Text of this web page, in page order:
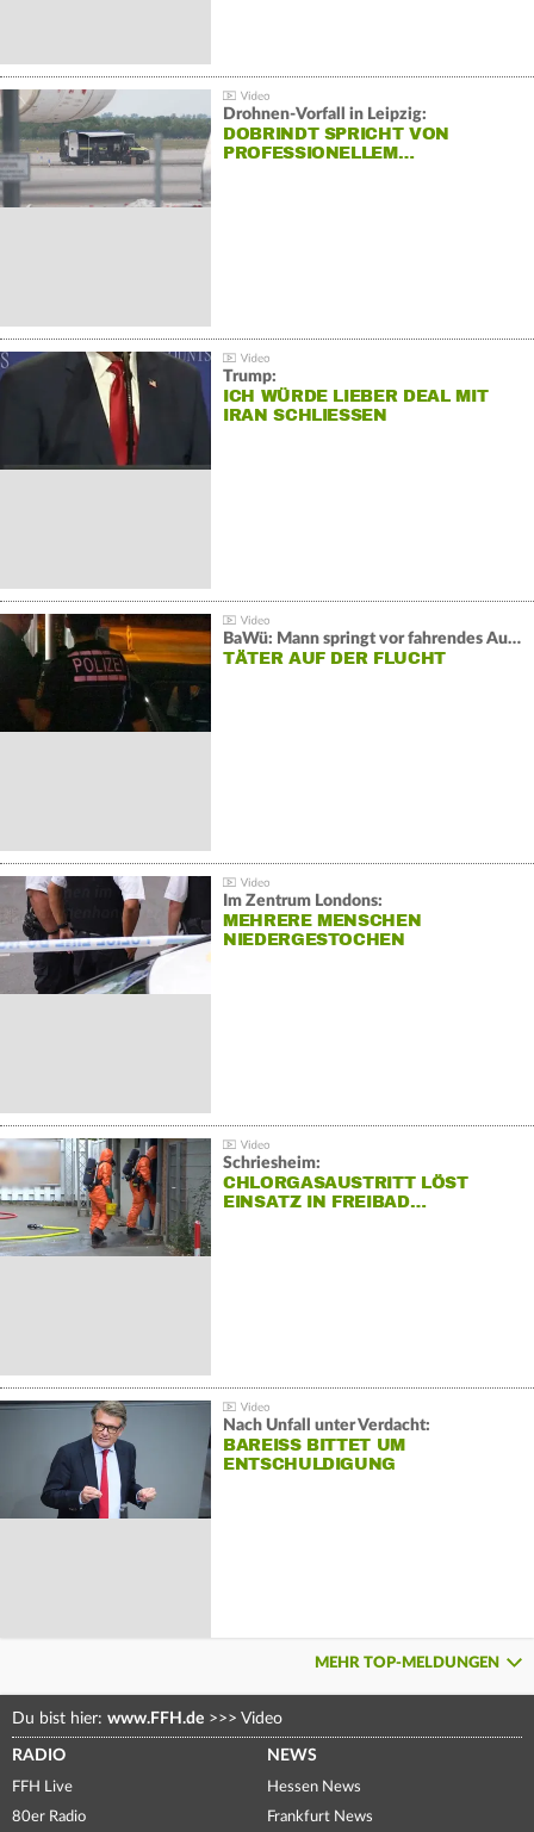
Drohnen-Vorfall in Leipzig:
DOBRINDT SPRICHT VON
PROFESSIONELLEM…
Trump:
ICH WÜRDE LIEBER DEAL MIT
IRAN SCHLIESSEN
BaWü: Mann springt vor fahrendes Auto und schießt
TÄTER AUF DER FLUCHT
Im Zentrum Londons:
MEHRERE MENSCHEN
NIEDERGESTOCHEN
Schriesheim:
CHLORGASAUSTRITT LÖST
EINSATZ IN FREIBAD…
Nach Unfall unter Verdacht:
BAREISS BITTET UM E
NTSCHULDIGUNG
MEHR TOP-MELDUNGEN
Du bist hier: www.FFH.de >>> Video
RADIO
FFH Live
80er Radio
NEWS
Hessen News
Frankfurt News